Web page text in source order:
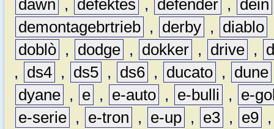
dawn , defektes , defender , dein
demontagebrtrieb , derby , diablo
doblò , dodge , dokker , drive ,
,
ds4 , ds5 , ds6 , ducato , dune
dyane , e , e-auto , e-bulli ,
e-
e-serie , e-tron , e-up , e3 , e9